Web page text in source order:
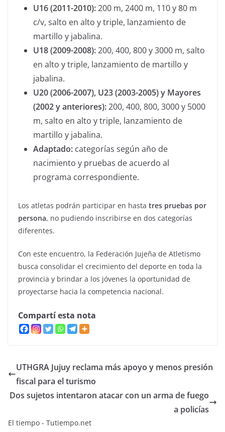
U16 (2011-2010):200 m, 2400 m, 110 y 80 m
c/v, salto en alto y triple, lanzamiento de
martillo y jabalina.
U18 (2009-2008):200, 400, 800 y 3000 m, salto
en alto y triple, lanzamiento de martillo y
jabalina.
U20 (2006-2007), U23 (2003-2005) y Mayores
(2002 y anteriores):200, 400, 800, 3000 y 5000
m, salto en alto y triple, lanzamiento de
martillo y jabalina.
Adaptado: categorías según año de
nacimiento y pruebas de acuerdo al
programa correspondiente.
Los atletas podrán participar en hasta tres pruebas por
persona, no pudiendo inscribirse en dos categorías
diferentes.
Con este encuentro, la Federación Jujeña de Atletismo
busca consolidar el crecimiento del deporte en toda la
provincia y brindar a los jóvenes la oportunidad de
proyectarse hacia la competencia nacional.
Compartí esta nota
UTHGRA Jujuy reclama más apoyo y menos presión
fiscal para el turismo
Dos sujetos intentaron atacar con un arma de fuego
a policías
El tiempo - Tutiempo.net